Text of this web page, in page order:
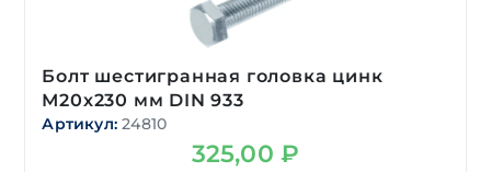
Болт шестигранная головка цинк
М20х230 мм DIN 933
Артикул: 24810
325,00₽